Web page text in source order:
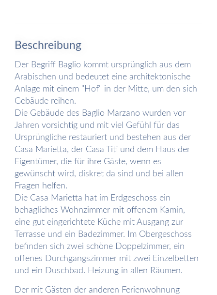
Beschreibung
Der Begriff Baglio kommt ursprünglich aus dem
Arabischen und bedeutet eine architektonische
Anlage mit einem "Hof" in der Mitte, um den sich
Gebäude reihen.
Die Gebäude des Baglio Marzano wurden vor
Jahren vorsichtig und mit viel Gefühl für das
Ursprüngliche restauriert und bestehen aus der
Casa Marietta, der Casa Titi und dem Haus der
Eigentümer, die für ihre Gäste, wenn es
gewünscht wird, diskret da sind und bei allen
Fragen helfen.
Die Casa Marietta hat im Erdgeschoss ein
behagliches Wohnzimmer mit offenem Kamin,
eine gut eingerichtete Küche mit Ausgang zur
Terrasse und ein Badezimmer. Im Obergeschoss
befinden sich zwei schöne Doppelzimmer, ein
offenes Durchgangszimmer mit zwei Einzelbetten
und ein Duschbad. Heizung in allen Räumen.
Der mit Gästen der anderen Ferienwohnung